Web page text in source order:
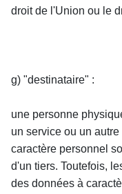
droit de l'Union ou le
g) "destinataire" :
une personne
un service ou un
caractère personnel
d'un tiers. Toutefois,
des données à